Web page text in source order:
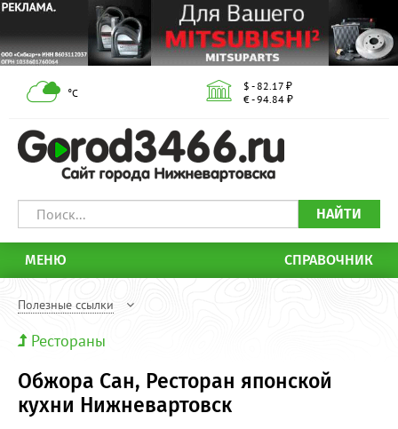
°С
$ - 82.17 ₽
€ - 94.84 ₽
НАЙТИ
МЕНЮ СПРАВОЧНИК
Полезные ссылки
Рестораны
Обжора Сан, Ресторан японской
кухни Нижневартовск